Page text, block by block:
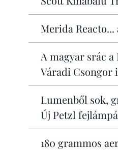
Merida
A magyar srác
Váradi Csongor
Lumenből sok,
Új Petzl
180 grammos